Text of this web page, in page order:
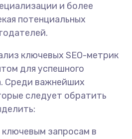
и более
потенциальных
ключевых SEO-метрик
для успешного
Среди важнейших
следует обратить
запросам в